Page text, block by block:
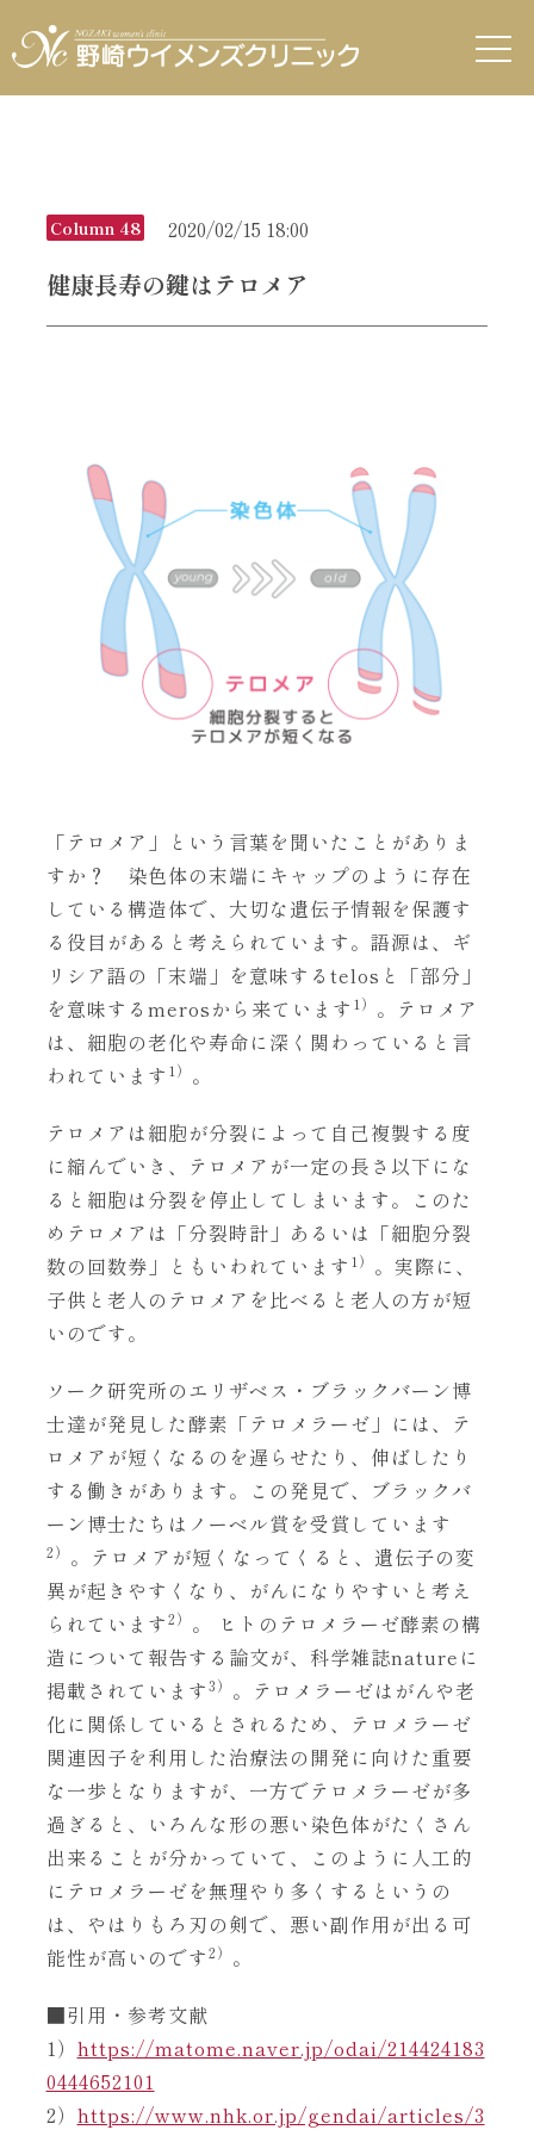
Column 48 2020/02/15 18:00
健康長寿の鍵はテロメア
「テロメア」という言葉を聞いたことがありま
すか？ 染色体の末端にキャップのように存在
している構造体で、大切な遺伝子情報を保護す
る役目があると考えられています。語源は、ギ
リシア語の「末端」を意味するtelosと「部分」
を意味するmerosから来ています 1） 。テロメア
は、細胞の老化や寿命に深く関わっていると言
われています 1） 。
テロメアは細胞が分裂によって自己複製する度
に縮んでいき、テロメアが一定の長さ以下にな
ると細胞は分裂を停止してしまいます。このた
めテロメアは「分裂時計」あるいは「細胞分裂
数の回数券」ともいわれています 1） 。実際に、
子供と老人のテロメアを比べると老人の方が短
いのです。
ソーク研究所のエリザベス・ブラックバーン博
士達が発見した酵素「テロメラーゼ」には、テ
ロメアが短くなるのを遅らせたり、伸ばしたり
する働きがあります。この発見で、ブラックバ
ーン博士たちはノーベル賞を受賞しています
2） 。テロメアが短くなってくると、遺伝子の変
異が起きやすくなり、がんになりやすいと考え
られています2） 。 ヒトのテロメラーゼ酵素の構
造について報告する論文が、科学雑誌natureに
掲載されています3） 。テロメラーゼはがんや老
化に関係しているとされるため、テロメラーゼ
関連因子を利用した治療法の開発に向けた重要
な一歩となりますが、一方でテロメラーゼが多
過ぎると、いろんな形の悪い染色体がたくさん
出来ることが分かっていて、このように人工的
にテロメラーゼを無理やり多くするというの
は、やはりもろ刃の剣で、悪い副作用が出る可
能性が高いのです2） 。
■引用・参考文献
1） https://matome.naver.jp/odai/214424183
0444652101
2） https://www.nhk.or.jp/gendai/articles/3